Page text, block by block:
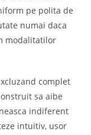
pe polita de
numai daca
modalitatilor
complet
sa aibe
indiferent
intuitiv, usor